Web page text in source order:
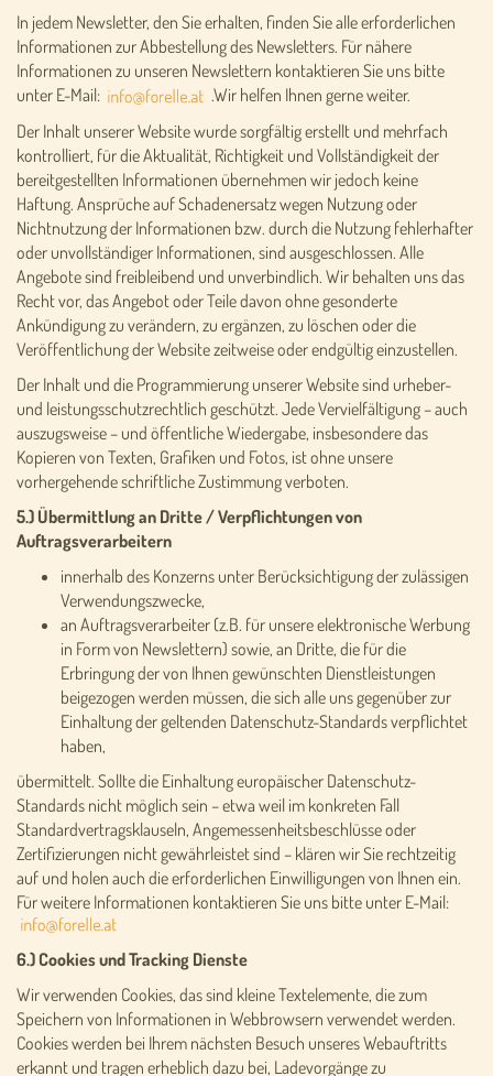
In jedem Newsletter, den Sie erhalten, finden Sie alle erforderlichen
Informationen zur Abbestellung des Newsletters. Für nähere
Informationen zu unseren Newslettern kontaktieren Sie uns bitte
unter E-Mail:
.Wir helfen Ihnen gerne weiter.
Der Inhalt unserer Website wurde sorgfältig erstellt und mehrfach
kontrolliert, für die Aktualität, Richtigkeit und Vollständigkeit der
bereitgestellten Informationen übernehmen wir jedoch keine
Haftung. Ansprüche auf Schadenersatz wegen Nutzung oder
Nichtnutzung der Informationen bzw. durch die Nutzung fehlerhafter
oder unvollständiger Informationen, sind ausgeschlossen. Alle
Angebote sind freibleibend und unverbindlich. Wir behalten uns das
Recht vor, das Angebot oder Teile davon ohne gesonderte
Ankündigung zu verändern, zu ergänzen, zu löschen oder die
Veröffentlichung der Website zeitweise oder endgültig einzustellen.
Der Inhalt und die Programmierung unserer Website sind urheber-
und leistungsschutzrechtlich geschützt. Jede Vervielfältigung – auch
auszugsweise – und öffentliche Wiedergabe, insbesondere das
Kopieren von Texten, Grafiken und Fotos, ist ohne unsere
vorhergehende schriftliche Zustimmung verboten.
5.) Übermittlung an Dritte / Verpflichtungen von
Auftragsverarbeitern
innerhalb des Konzerns unter Berücksichtigung der zulässigen
Verwendungszwecke,
an Auftragsverarbeiter (z.B. für unsere elektronische Werbung
in Form von Newslettern) sowie, an Dritte, die für die
Erbringung der von Ihnen gewünschten Dienstleistungen
beigezogen werden müssen, die sich alle uns gegenüber zur
Einhaltung der geltenden Datenschutz-Standards verpflichtet
haben,
übermittelt. Sollte die Einhaltung europäischer Datenschutz-
Standards nicht möglich sein – etwa weil im konkreten Fall
Standardvertragsklauseln, Angemessenheitsbeschlüsse oder
Zertifizierungen nicht gewährleistet sind – klären wir Sie rechtzeitig
auf und holen auch die erforderlichen Einwilligungen von Ihnen ein.
Für weitere Informationen kontaktieren Sie uns bitte unter E-Mail:
6.) Cookies und Tracking Dienste
Wir verwenden Cookies, das sind kleine Textelemente, die zum
Speichern von Informationen in Webbrowsern verwendet werden.
Cookies werden bei Ihrem nächsten Besuch unseres Webauftritts
erkannt und tragen erheblich dazu bei, Ladevorgänge zu